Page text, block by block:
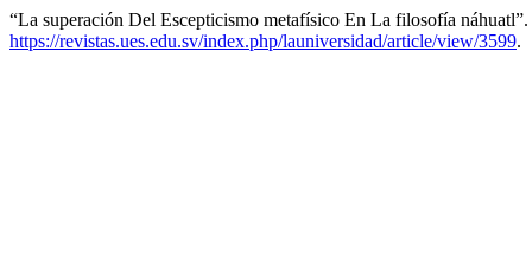
“La superación Del Escepticismo metafísico En La filosofía náhuatl”.
https://revistas.ues.edu.sv/index.php/launiversidad/article/view/3599.